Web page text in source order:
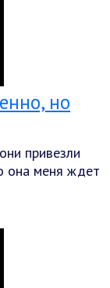
но
привезли
она меня ждет